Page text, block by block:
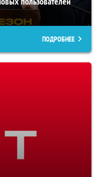
ПОДРОБНЕЕ